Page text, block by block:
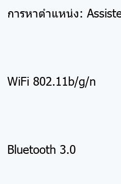
การหาตำแหน่ง:
WiFi 802.11b/g/n
Bluetooth 3.0